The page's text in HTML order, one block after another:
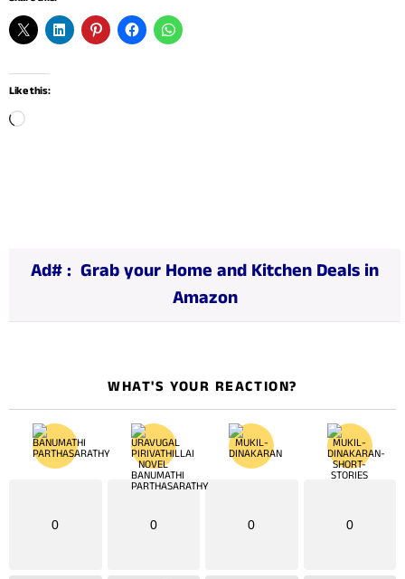
Like this:
Ad# : Grab your Home and Kitchen Deals in
Amazon
WHAT'S YOUR REACTION?
0 0 0 0